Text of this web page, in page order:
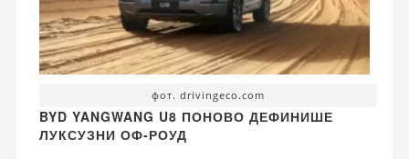
фот. drivingeco.com
BYD YANGWANG U8 ПОНОВО ДЕФИНИШЕ
ЛУКСУЗНИ ОФ-РОУД